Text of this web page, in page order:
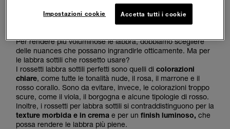
LABBRA SOTTILI ROSSETTO: ECCO QUALI UTILIZZARE
Per rendere più voluminose le labbra, dobbiamo scegliere
delle nuances che possano ingrandirle otticamente. Ma per
le labbra sottili che rossetto usare?
I rossetti labbra sottili perfetti sono quelli di colorazioni
chiare, come tutte le tonalità nude, il rosa, il marrone e il
rosso corallo. Sono da evitare, invece, le colorazioni troppo
scure, come il viola, il borgogna e alcune tipologie di rosso.
Inoltre, i rossetti per labbra sottili si contraddistinguono per la
texture morbida e in crema e per un finish luminoso, che
possa rendere le labbra più piene.
Impostazioni cookie Accetta tutti i cookie